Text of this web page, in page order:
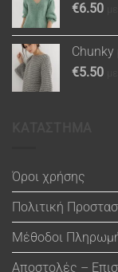
€6.50
€5.50
Όροι χρήσης
Πολιτική
Μέθοδοι
Αποστολές –